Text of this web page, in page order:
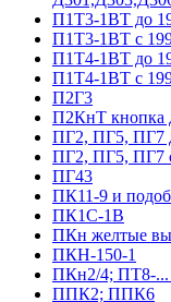
П1Т3-1ВТ до
П1Т3-1ВТ с
П1Т4-1ВТ до
П1Т4-1ВТ с
П2Г3
П2КнТ кнопка
ПГ2, ПГ5, ПГ7
ПГ2, ПГ5, ПГ7
ПГ43
ПК11-9 и
ПК1С-1В
ПКн желтые
ПКН-150-1
ПКн2/4; ПТ8-...
ППК2; ППК6